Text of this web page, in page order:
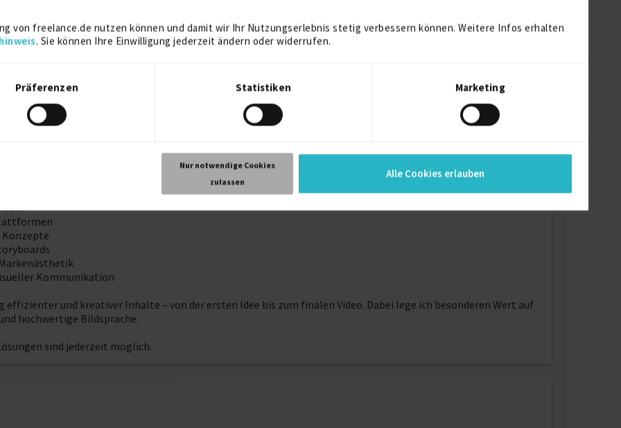
von freelance.de nutzen können und damit wir Ihr Nutzungserlebnis stetig verbessern können. Weitere Infos erhalten
. Sie können Ihre Einwilligung jederzeit ändern oder widerrufen.
Präferenzen Statistiken Marketing
Nur notwendige Cookies
zulassen
Alle Cookies erlauben
2012
Unternehmen, Marken und Start-ups bei der Erstellung moderner, KI-gestützter Werbe- und
Konzepte
Kommunikation
und kreativer Inhalte – von der ersten Idee bis zum finalen Video. Dabei lege ich besonderen Wert auf
hochwertige Bildsprache.
sind jederzeit möglich.